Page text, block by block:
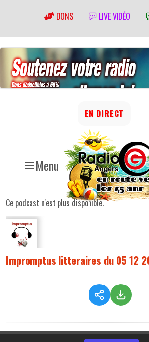
DONS LIVE VIDÉO
Menu
EN DIRECT
Ce podcast n'est plus disponible.
Impromptus litteraires du 05 12